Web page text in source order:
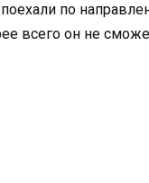
по
всего он не